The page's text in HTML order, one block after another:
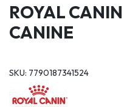
ROYAL
CANINE
SKU: 7790187341524